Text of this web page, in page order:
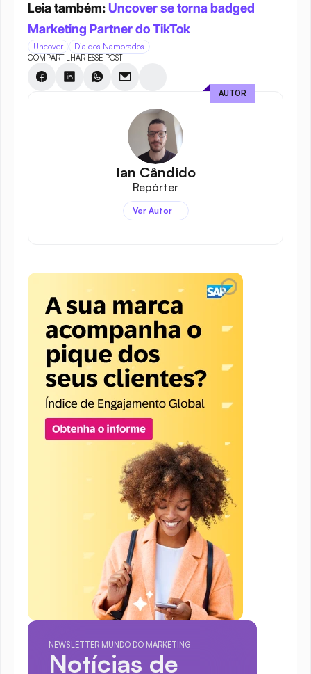
Leia também: Uncover se torna badged
Marketing Partner do TikTok
Uncover Dia dos Namorados
COMPARTILHAR ESSE POST
Ian Cândido
Repórter
Ver Autor
AUTOR
NEWSLETTER MUNDO DO MARKETING
Notícias de